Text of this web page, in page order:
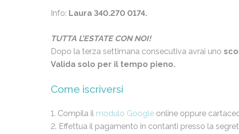
Info: Laura 340.270 0174.
TUTTA L’ESTATE CON NOI!
Dopo la terza settimana consecutiva avrai uno
Valida solo per il tempo pieno.
Come iscriversi
1. Compila il modulo Google online oppure
2. Effettua il pagamento in contanti presso la